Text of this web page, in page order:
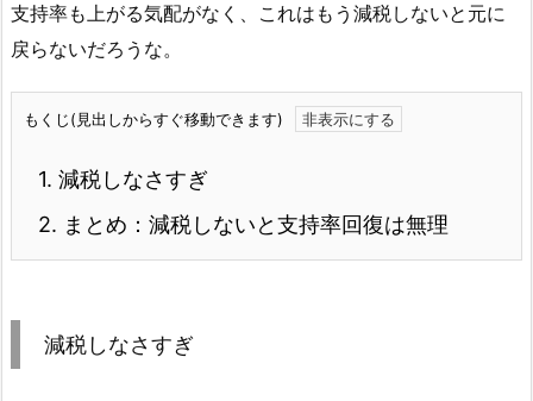
支持率も上がる気配がなく、これはもう減税しないと元に
戻らないだろうな。
もくじ(見出しからすぐ移動できます)
1. 減税しなさすぎ
2. まとめ：減税しないと支持率回復は無理
減税しなさすぎ